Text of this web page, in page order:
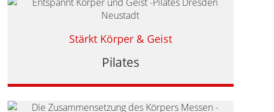
Stärkt Körper & Geist
Pilates